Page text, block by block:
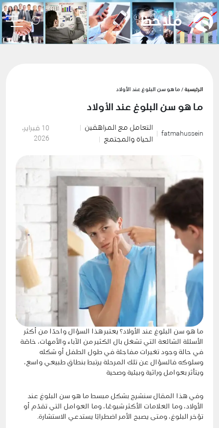
الرئيسية / ما هو سن البلوغ عند الأولاد
ما هو سن البلوغ عند الأولاد
fatmahussein
التعامل مع المراهقين
الحياة والمجتمع
10 فبراير،
2026
ما هو سن البلوغ عند الأولاد؟ يعتبر هذا السؤال واحدًا من أكثر
الأسئلة الشائعة التي تشغل بال الكثير من الآباء والأمهات، خاصًة
في حالة وجود تغيرات مفاجئة في طول الطفل أو شكله
وسلوكه فالسؤال عن تلك المرحلة يرتبط بنطاق طبيعي واسع،
ويتأثر بعوامل وراثية وبيئية وصحية
وفي هذا المقال سنشرح بشكل مبسط ما هو سن البلوغ عند
الأولاد، وما العلامات الأكثر شيوعًا، وما العوامل التي تقدّم أو
تؤخر البلوغ، ومتى يصبح الأمر اضطرابًا يستدعي الاستشارة.